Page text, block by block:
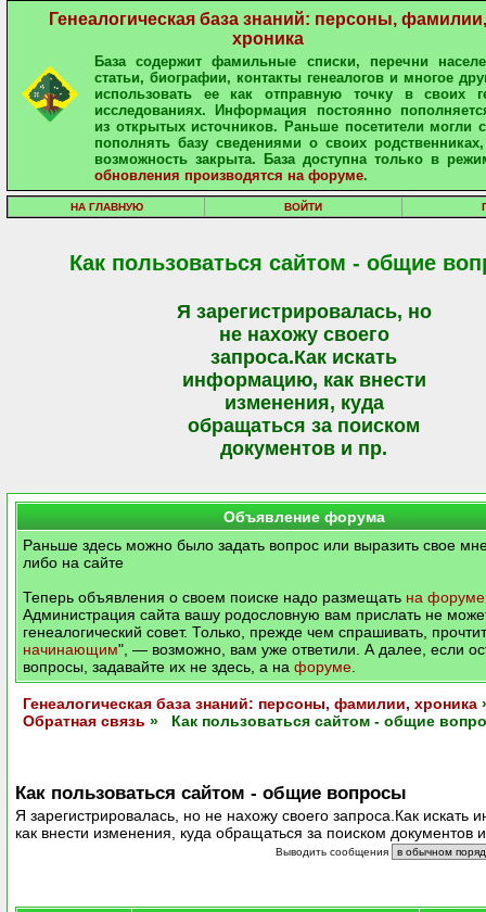
Генеалогическая база знаний: персоны, фамилии,
хроника
База содержит фамильные списки, перечни
статьи, биографии, контакты генеалогов и многое
использовать ее как отправную точку в своих
исследованиях. Информация постоянно
из открытых источников. Раньше посетители могли
пополнять базу сведениями о своих
возможность закрыта. База доступна только в
обновления производятся на форуме.
НА ГЛАВНУЮ ВОЙТИ
Как пользоваться сайтом - общие
Я зарегистрировалась, но
не нахожу своего
запроса.Как искать
информацию, как внести
изменения, куда
обращаться за поиском
документов и пр.
Объявление форума
Раньше здесь можно было задать вопрос или выразить свое
либо на сайте
Теперь объявления о своем поиске надо размещать на форуме
Администрация сайта вашу родословную вам прислать не
генеалогический совет. Только, прежде чем спрашивать,
начинающим", — возможно, вам уже ответили. А далее, если
вопросы, задавайте их не здесь, а на форуме
Генеалогическая база знаний: персоны, фамилии, хроника
Обратная связь » Как пользоваться сайтом - общие
Как пользоваться сайтом - общие вопросы
Я зарегистрировалась, но не нахожу своего запроса.Как
как внести изменения, куда обращаться за поиском документов
Выводить сообщения